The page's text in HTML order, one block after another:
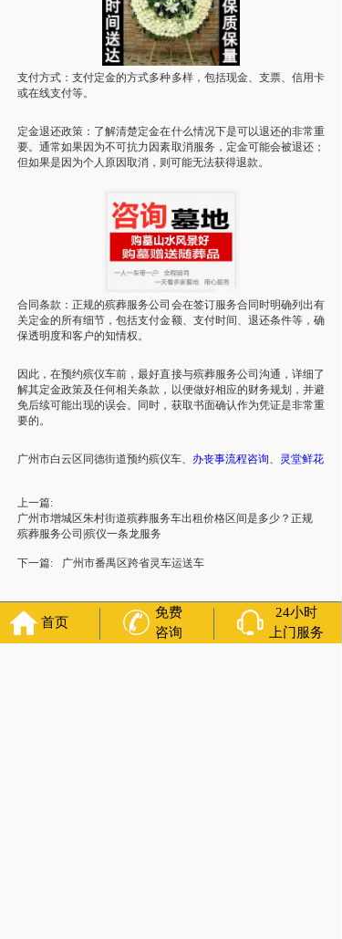
支付方式：支付定金的方式多种多样，包括现金、支票、信用卡
或在线支付等。
定金退还政策：了解清楚定金在什么情况下是可以退还的非常重
要。通常如果因为不可抗力因素取消服务，定金可能会被退还；
但如果是因为个人原因取消，则可能无法获得退款。
合同条款：正规的殡葬服务公司会在签订服务合同时明确列出有
关定金的所有细节，包括支付金额、支付时间、退还条件等，确
保透明度和客户的知情权。
因此，在预约殡仪车前，最好直接与殡葬服务公司沟通，详细了
解其定金政策及任何相关条款，以便做好相应的财务规划，并避
免后续可能出现的误会。同时，获取书面确认作为凭证是非常重
要的。
广州市白云区同德街道预约殡仪车、 办丧事流程咨询、 灵堂鲜花
上一篇:
广州市增城区朱村街道殡葬服务车出租价格区间是多少？正规
殡葬服务公司|殡仪一条龙服务
下一篇: 广州市番禺区跨省灵车运送车
首页
免费
咨询
24小时
上门服务